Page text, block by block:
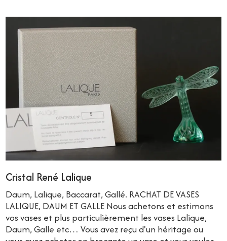
Cristal René Lalique
Daum, Lalique, Baccarat, Gallé. RACHAT DE VASES
LALIQUE, DAUM ET GALLE Nous achetons et estimons
vos vases et plus particulièrement les vases Lalique,
Daum, Galle etc… Vous avez reçu d'un héritage ou